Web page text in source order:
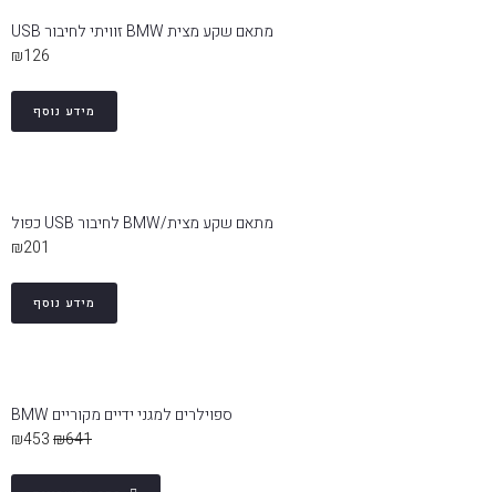
מתאם שקע מצית BMW זוויתי לחיבור USB
₪126
מידע נוסף
מתאם שקע מצית/BMW לחיבור USB כפול
₪201
מידע נוסף
ספוילרים למגני ידיים מקוריים BMW
₪641
₪453